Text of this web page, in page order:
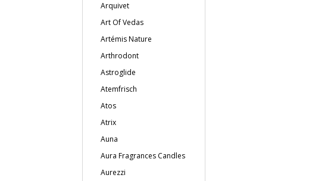
Arquivet
Art Of Vedas
Artémis Nature
Arthrodont
Astroglide
Atemfrisch
Atos
Atrix
Auna
Aura Fragrances Candles
Aurezzi